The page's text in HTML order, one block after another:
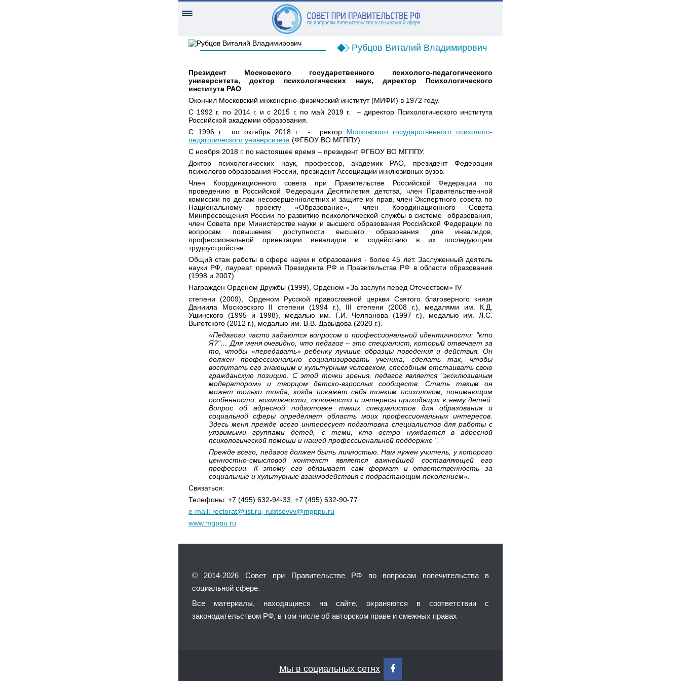
Рубцов Виталий Владимирович
Президент Московского государственного психолого-педагогического
университета, доктор психологических наук, директор Психологического
института РАО
Окончил Московский инженерно-физический институт (МИФИ) в 1972 году.
С 1992 г. по 2014 г. и с 2015 г. по май 2019 г. – директор Психологического института
Российской академии образования.
С 1996 г. по октябрь 2018 г. - ректор Московского государственного психолого-
педагогического университета (ФГБОУ ВО МГППУ).
С ноября 2018 г. по настоящее время – президент ФГБОУ ВО МГППУ.
Доктор психологических наук, профессор, академик РАО, президент Федерации
психологов образования России, президент Ассоциации инклюзивных вузов.
Член Координационного совета при Правительстве Российской Федерации по
проведению в Российской Федерации Десятилетия детства, член Правительственной
комиссии по делам несовершеннолетних и защите их прав, член Экспертного совета по
Национальному проекту «Образование», член Координационного Совета
Минпросвещения России по развитию психологической службы в системе образования,
член Совета при Министерстве науки и высшего образования Российской Федерации по
вопросам повышения доступности высшего образования для инвалидов,
профессиональной ориентации инвалидов и содействию в их последующем
трудоустройстве.
Общий стаж работы в сфере науки и образования - более 45 лет. Заслуженный деятель
науки РФ, лауреат премий Президента РФ и Правительства РФ в области образования
(1998 и 2007).
Награжден Орденом Дружбы (1999), Орденом «За заслуги перед Отечеством» IV
степени (2009), Орденом Русской православной церкви Святого благоверного князя
Даниила Московского II степени (1994 г.), III степени (2008 г.), медалями им. К.Д.
Ушинского (1995 и 1998), медалью им. Г.И. Челпанова (1997 г.), медалью им. Л.С.
Выготского (2012 г.), медалью им. В.В. Давыдова (2020 г.).
«Педагоги часто задаются вопросом о профессиональной идентичности: "кто
Я?"… Для меня очевидно, что педагог – это специалист, который отвечает за
то, чтобы «передавать» ребенку лучшие образцы поведения и действия. Он
должен профессионально социализировать ученика, сделать так, чтобы
воспитать его знающим и культурным человеком, способным отстаивать свою
гражданскую позицию. С этой точки зрения, педагог является "эксклюзивным
модератором» и творцом детско-взрослых сообществ. Стать таким он
может только тогда, когда покажет себя тонким психологом, понимающим
особенности, возможности, склонности и интересы приходящих к нему детей.
Вопрос об адресной подготовке таких специалистов для образования и
социальной сферы определяет область моих профессиональных интересов.
Здесь меня прежде всего интересует подготовка специалистов для работы с
уязвимыми группами детей, с теми, кто остро нуждается в адресной
психологической помощи и нашей профессиональной поддержке ".
Прежде всего, педагог должен быть личностью. Нам нужен учитель, у которого
ценностно-смысловой контекст является важнейшей составляющей его
профессии. К этому его обязывает сам формат и ответственность за
социальные и культурные взаимодействия с подрастающим поколением».
Связаться:
Телефоны: +7 (495) 632-94-33, +7 (495) 632-90-77
e-mail: rectorat@list.ru, rubtsovvv@mgppu.ru
www.mgppu.ru
© 2014-2026 Совет при Правительстве РФ по вопросам попечительства в
социальной сфере.
Все материалы, находящиеся на сайте, охраняются в соответствии с
законодательством РФ, в том числе об авторском праве и смежных правах
Мы в социальных сетях